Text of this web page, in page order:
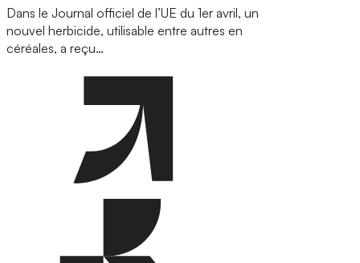
Dans le Journal officiel de l’UE du 1er avril, un
nouvel herbicide, utilisable entre autres en
céréales, a reçu…